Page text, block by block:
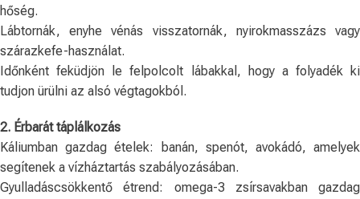
hőség.
Lábtornák, enyhe vénás visszatornák, nyirokmasszázs vagy
szárazkefe-használat.
Időnként feküdjön le felpolcolt lábakkal, hogy a folyadék ki
tudjon ürülni az alsó végtagokból.
2. Érbarát táplálkozás
Káliumban gazdag ételek: banán, spenót, avokádó, amelyek
segítenek a vízháztartás szabályozásában.
Gyulladáscsökkentő étrend: omega-3 zsírsavakban gazdag